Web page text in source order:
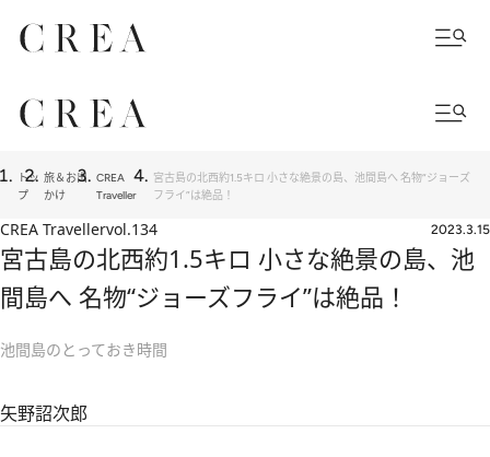
トッ
プ
旅＆お出
かけ
CREA
Traveller
宮古島の北西約1.5キロ 小さな絶景の島、池間島へ 名物“ジョーズ
フライ”は絶品！
CREA Travellervol.134 2023.3.15
宮古島の北西約1.5キロ 小さな絶景の島、池
間島へ 名物“ジョーズフライ”は絶品！
池間島のとっておき時間
矢野詔次郎